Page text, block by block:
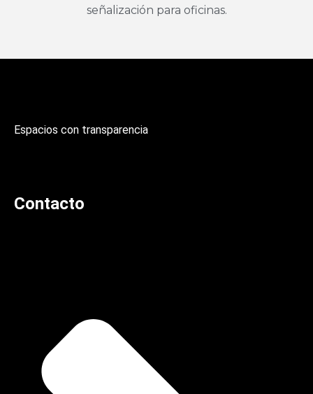
Espacios con transparencia
Contacto